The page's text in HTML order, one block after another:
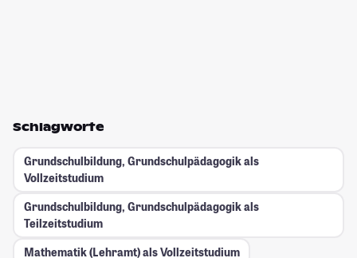
Schlagworte
Grundschulbildung, Grundschulpädagogik als
Vollzeitstudium
Grundschulbildung, Grundschulpädagogik als
Teilzeitstudium
Mathematik (Lehramt) als Vollzeitstudium